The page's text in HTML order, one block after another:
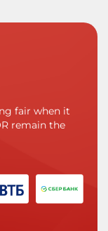
fair when it
remain the